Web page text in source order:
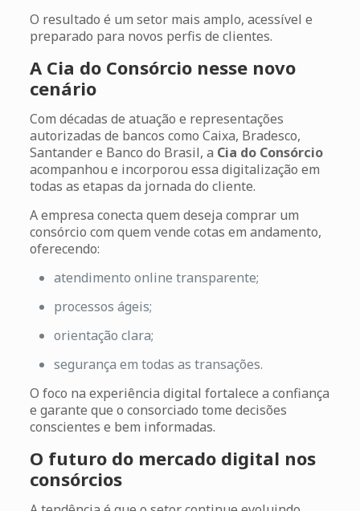
O resultado é um setor mais amplo, acessível e
preparado para novos perfis de clientes.
A Cia do Consórcio nesse novo
cenário
Com décadas de atuação e representações
autorizadas de bancos como Caixa, Bradesco,
Santander e Banco do Brasil, a Cia do Consórcio
acompanhou e incorporou essa digitalização em
todas as etapas da jornada do cliente.
A empresa conecta quem deseja comprar um
consórcio com quem vende cotas em andamento,
oferecendo:
atendimento online transparente;
processos ágeis;
orientação clara;
segurança em todas as transações.
O foco na experiência digital fortalece a confiança
e garante que o consorciado tome decisões
conscientes e bem informadas.
O futuro do mercado digital nos
consórcios